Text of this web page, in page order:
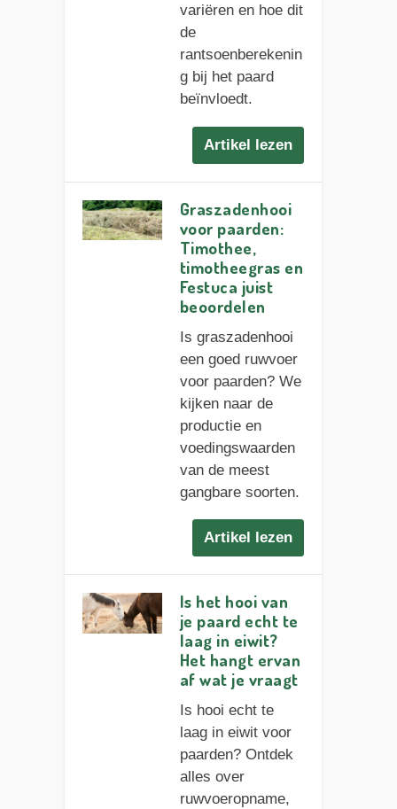
variëren en hoe dit
de
rantsoenberekenin
g bij het paard
beïnvloedt.
Artikel lezen
Graszadenhooi
voor paarden:
Timothee,
timotheegras en
Festuca juist
beoordelen
Is graszadenhooi
een goed ruwvoer
voor paarden? We
kijken naar de
productie en
voedingswaarden
van de meest
gangbare soorten.
Artikel lezen
Is het hooi van
je paard echt te
laag in eiwit?
Het hangt ervan
af wat je vraagt
Is hooi echt te
laag in eiwit voor
paarden? Ontdek
alles over
ruwvoeropname,